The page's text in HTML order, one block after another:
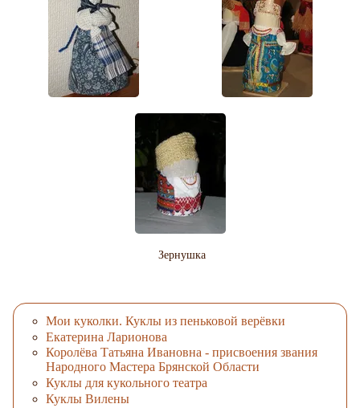
Зернушка
Мои куколки. Куклы из пеньковой верёвки
Екатерина Ларионова
Королёва Татьяна Ивановна - присвоения звания
Народного Мастера Брянской Области
Куклы для кукольного театра
Куклы Вилены